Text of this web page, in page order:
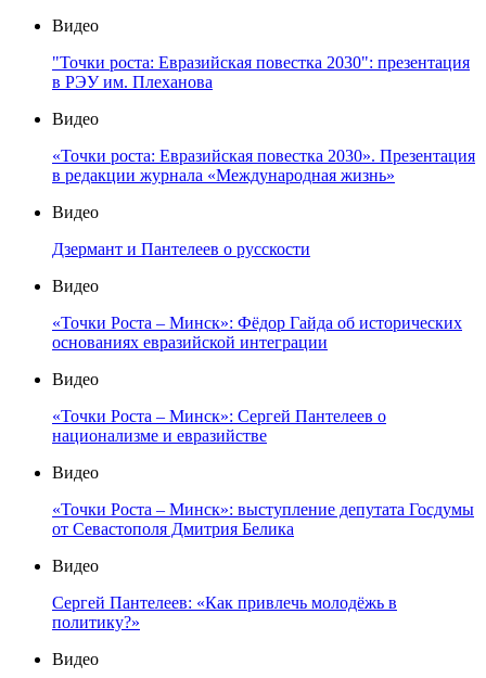
Видео
"Точки роста: Евразийская повестка 2030": презентация
в РЭУ им. Плеханова
Видео
«Точки роста: Евразийская повестка 2030». Презентация
в редакции журнала «Международная жизнь»
Видео
Дзермант и Пантелеев о русскости
Видео
«Точки Роста – Минск»: Фёдор Гайда об исторических
основаниях евразийской интеграции
Видео
«Точки Роста – Минск»: Сергей Пантелеев о
национализме и евразийстве
Видео
«Точки Роста – Минск»: выступление депутата Госдумы
от Севастополя Дмитрия Белика
Видео
Сергей Пантелеев: «Как привлечь молодёжь в
политику?»
Видео